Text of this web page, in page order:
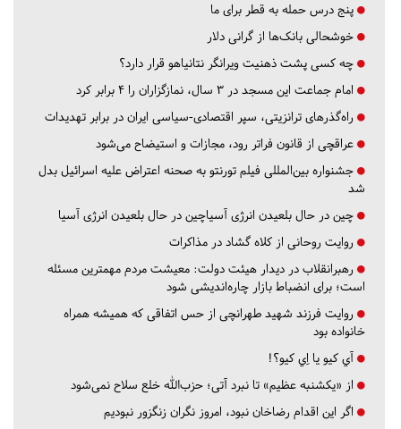
پنج درس‌ حمله به قطر برای ما
خوشحالی بانک‌ها از گرانی دلار
چه کسی پشت ذهنیت ویرانگر نتانیاهو قرار دارد؟
امام جماعت این مسجد در ۳ سال، نمازگزاران را ۴ برابر کرد
راه‌گذرهای ترانزیتی، سپر اقتصادی-سیاسی ایران در برابر تهدیدات
عراقچی از قانون فراتر رود، مجازات و استیضاح می‌شود
جشنواره بین‌المللی فیلم تورنتو به صحنه اعتراض علیه اسرائیل بدل
شد
چین در حال بلعیدن انرژی آسیاچین در حال بلعیدن انرژی آسیا
روایت روحانی از کلاه گشاد در مذاکرات
رهبرانقلاب در دیدار هیئت دولت: معیشت مردم مهمترین مسئله
است؛ برای انضباط بازار چاره‌اندیشی شود
روایت فرزند شهید طهرانچی از حس اتفاقی که همیشه همراه
خانواده بود
آي كيو يا اِي كيو؟!
از «یکشنبه عظیم» تا نبرد آتی؛ حزب‌الله خلع سلاح نمی‌شود
اگر این اقدام رضاخان نبود، امروز نگران زنگزور نبودیم